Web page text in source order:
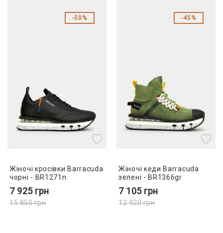
50%
Жіночі кросівки Barracuda
чорні - BR1271n
7 925 грн
15 850грн
45%
Жіночі кеди Barracuda
зелені - BR1366gr
7 105 грн
12 920грн